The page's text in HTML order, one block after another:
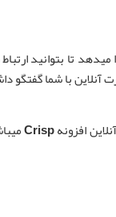
تا بتوانید
آنلاین با شما
افزونهCrisp